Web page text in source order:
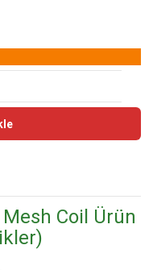
Coil Ürün